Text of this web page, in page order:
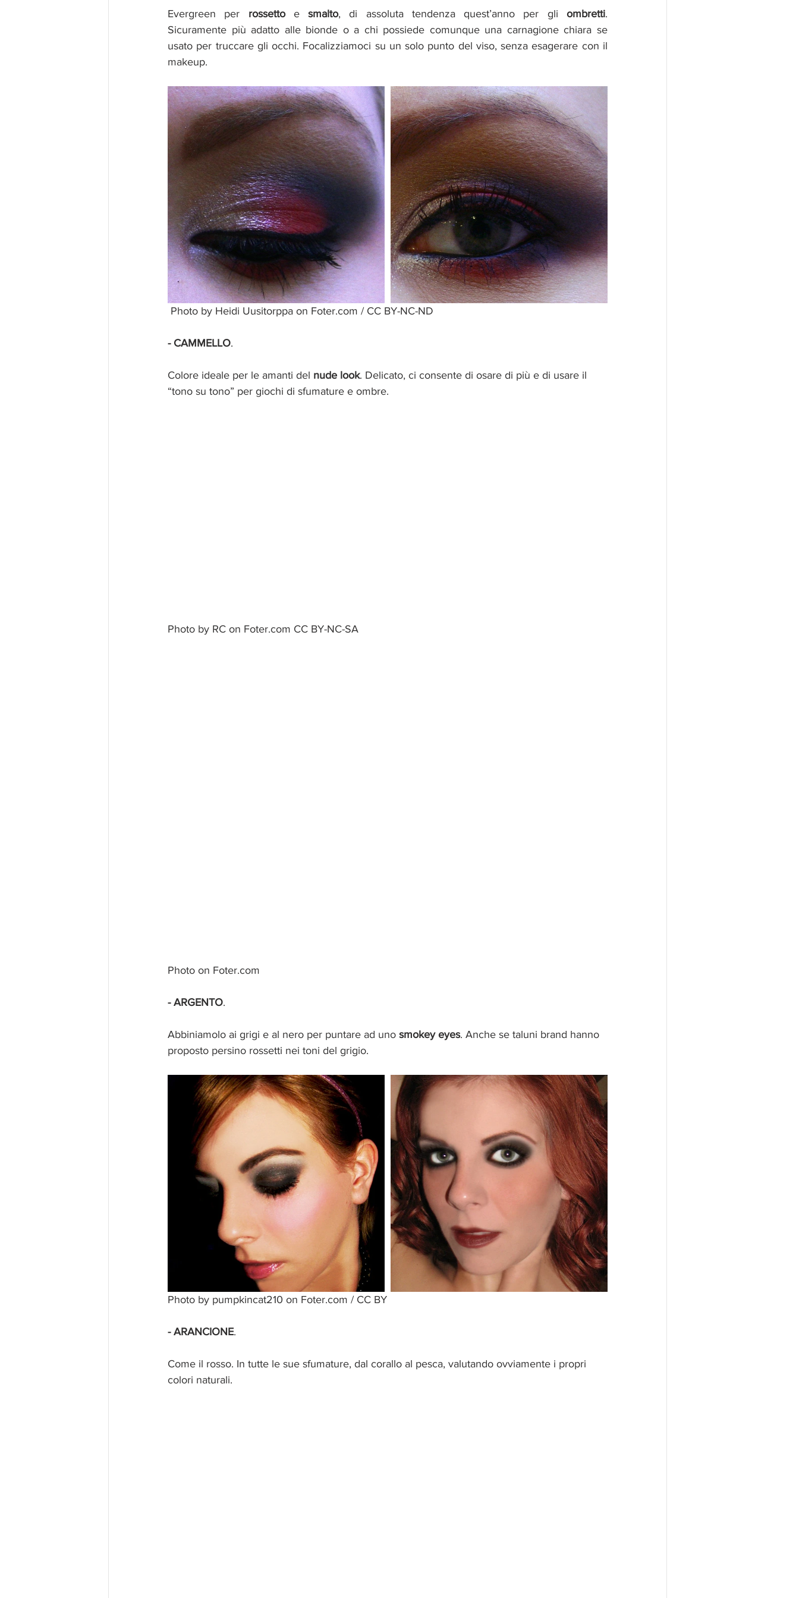
Evergreen per rossetto e smalto, di assoluta tendenza quest’anno per gli ombretti.
Sicuramente più adatto alle bionde o a chi possiede comunque una carnagione chiara se
usato per truccare gli occhi. Focalizziamoci su un solo punto del viso, senza esagerare con il
makeup.
Photo by Heidi Uusitorppa on Foter.com / CC BY-NC-ND
- CAMMELLO.
Colore ideale per le amanti del nude look. Delicato, ci consente di osare di più e di usare il
“tono su tono” per giochi di sfumature e ombre.
Photo by RC on Foter.com CC BY-NC-SA
Photo on Foter.com
- ARGENTO.
Abbiniamolo ai grigi e al nero per puntare ad uno smokey eyes. Anche se taluni brand hanno
proposto persino rossetti nei toni del grigio.
Photo by pumpkincat210 on Foter.com / CC BY
- ARANCIONE.
Come il rosso. In tutte le sue sfumature, dal corallo al pesca, valutando ovviamente i propri
colori naturali.